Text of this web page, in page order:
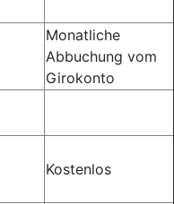
Monatliche
Abbuchung vom
Girokonto
Kostenlos